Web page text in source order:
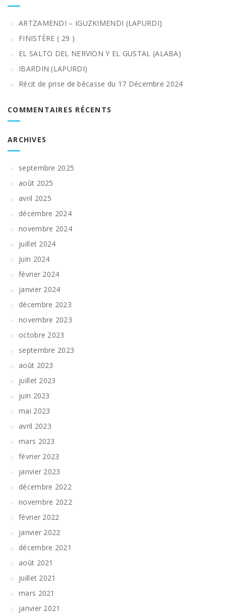
ARTZAMENDI – IGUZKIMENDI (LAPURDI)
FINISTÈRE ( 29 )
EL SALTO DEL NERVION Y EL GUSTAL (ALABA)
IBARDIN (LAPURDI)
Récit de prise de bécasse du 17 Décembre 2024
COMMENTAIRES RÉCENTS
ARCHIVES
septembre 2025
août 2025
avril 2025
décembre 2024
novembre 2024
juillet 2024
juin 2024
février 2024
janvier 2024
décembre 2023
novembre 2023
octobre 2023
septembre 2023
août 2023
juillet 2023
juin 2023
mai 2023
avril 2023
mars 2023
février 2023
janvier 2023
décembre 2022
novembre 2022
février 2022
janvier 2022
décembre 2021
août 2021
juillet 2021
mars 2021
janvier 2021